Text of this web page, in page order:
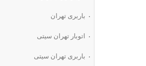
باربری تهران
اتوبار تهران سیتی
باربری تهران سیتی